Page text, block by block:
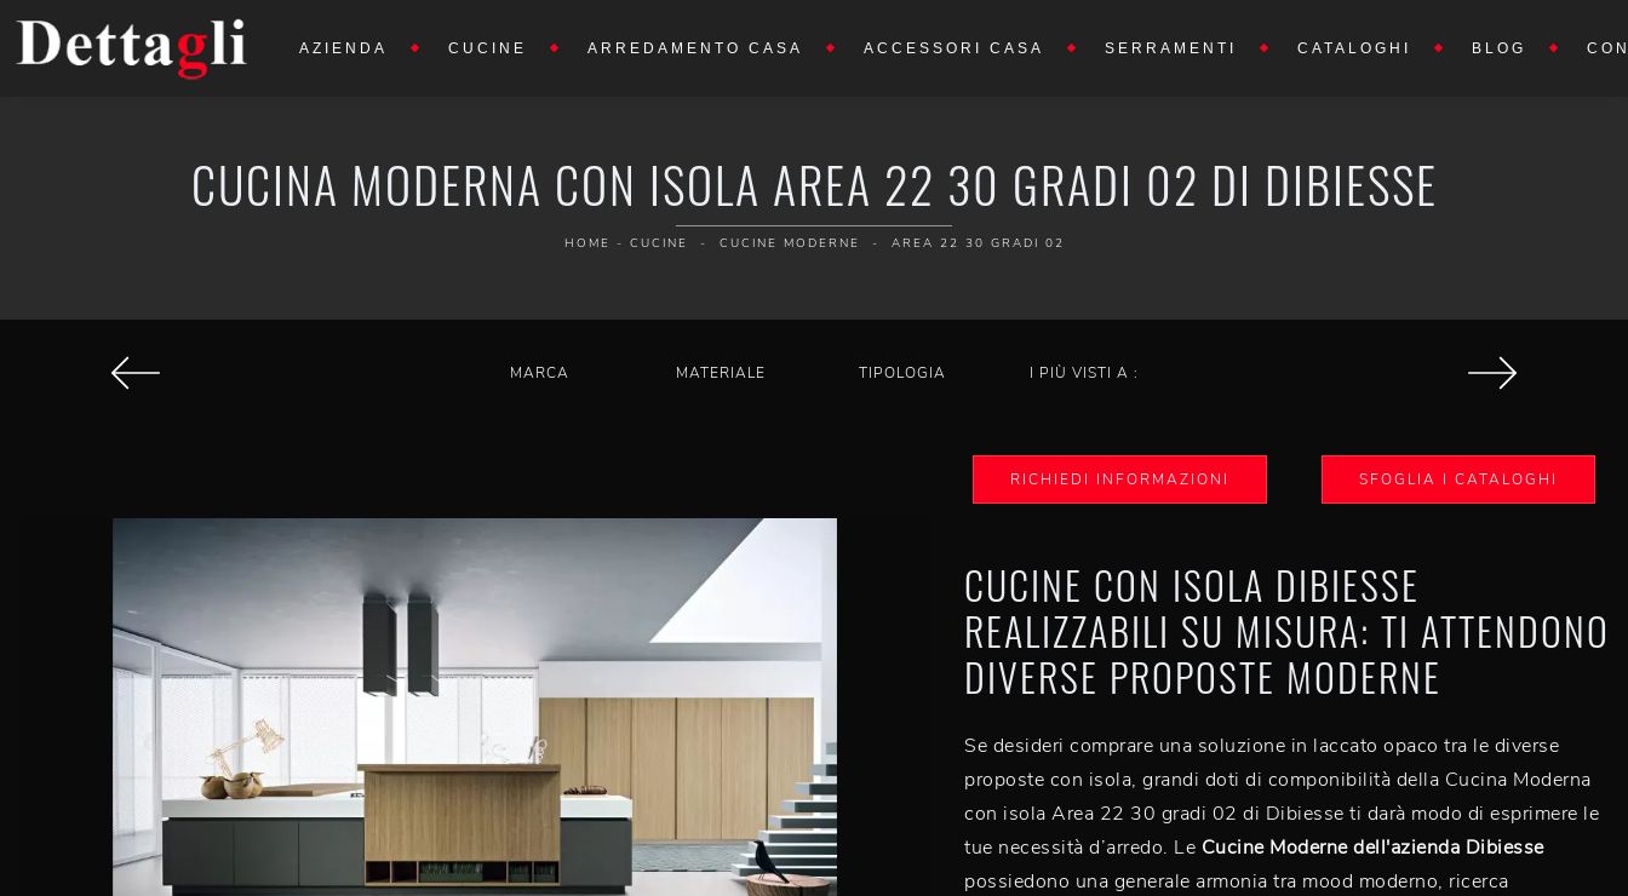
AZIENDA CUCINE ARREDAMENTO CASA ACCESSORI CASA SERRAMENTI CATALOGHI BLOG
CUCINA MODERNA CON ISOLA AREA 22 30 GRADI 02 DI DIBIESSE
HOME - CUCINE - CUCINE MODERNE - AREA 22 30 GRADI 02
MARCA MATERIALE TIPOLOGIA I PIÙ VISTI A :
RICHIEDI INFORMAZIONI SFOGLIA I CATALOGHI
CUCINE CON ISOLA DIBIESSE
REALIZZABILI SU MISURA: TI ATTENDONO
DIVERSE PROPOSTE MODERNE
Se desideri comprare una soluzione in laccato opaco tra le diverse
proposte con isola, grandi doti di componibilità della Cucina Moderna
con isola Area 22 30 gradi 02 di Dibiesse ti darà modo di esprimere le
tue necessità d’arredo. Le Cucine Moderne dell'azienda Dibiesse
possiedono una generale armonia tra mood moderno, ricerca